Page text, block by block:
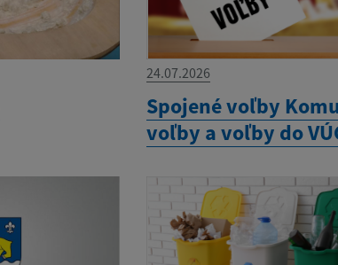
24.07.2026
Spojené voľby
voľby a voľby do